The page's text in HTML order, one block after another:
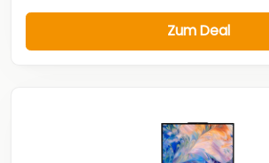
Zum Deal